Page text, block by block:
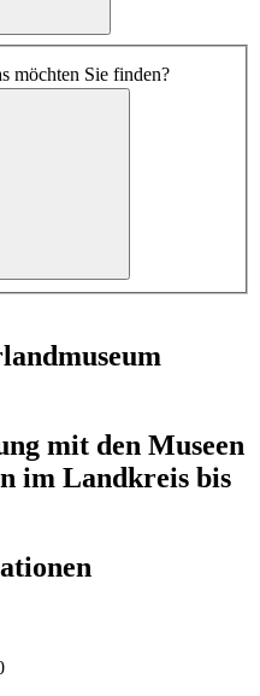
möchten Sie finden?
mit den Museen
im Landkreis bis